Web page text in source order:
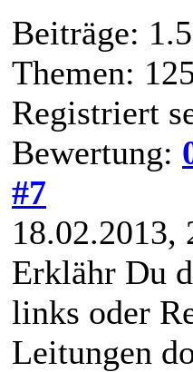
Beiträge:
Themen:
Registriert
Bewertung:
#7
18.02.2013,
Erklähr Du
links oder
Leitungen